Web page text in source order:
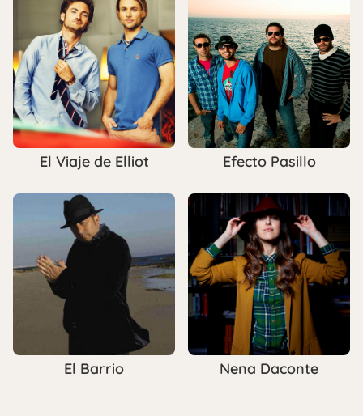
El Viaje de Elliot Efecto Pasillo
El Barrio Nena Daconte